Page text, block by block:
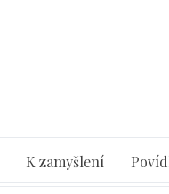
K zamyšlení